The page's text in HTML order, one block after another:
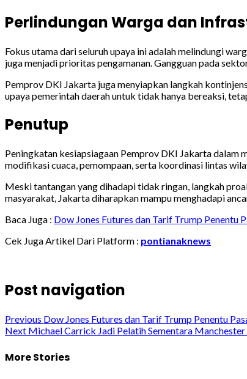
Perlindungan Warga dan
Fokus utama dari seluruh upaya ini adalah melindungi
juga menjadi prioritas pengamanan. Gangguan pada
Pemprov DKI Jakarta juga menyiapkan langkah
upaya pemerintah daerah untuk tidak hanya bereaksi,
Penutup
Peningkatan kesiapsiagaan Pemprov DKI Jakarta dalam
modifikasi cuaca, pemompaan, serta koordinasi lintas
Meski tantangan yang dihadapi tidak ringan, langkah
masyarakat, Jakarta diharapkan mampu menghadapi
Baca Juga : Dow Jones Futures dan Tarif Trump Penentu
Cek Juga Artikel Dari Platform : pontianaknews
Post navigation
Previous Dow Jones Futures dan Tarif Trump Penentu
Next Michael Carrick Jadi Pelatih Sementara
More Stories